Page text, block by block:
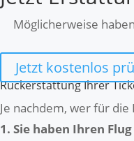
Möglicherweise
Jetzt kostenlos
Rückerstattung Ihrer
Je nachdem, wer für
1. Sie haben Ihren